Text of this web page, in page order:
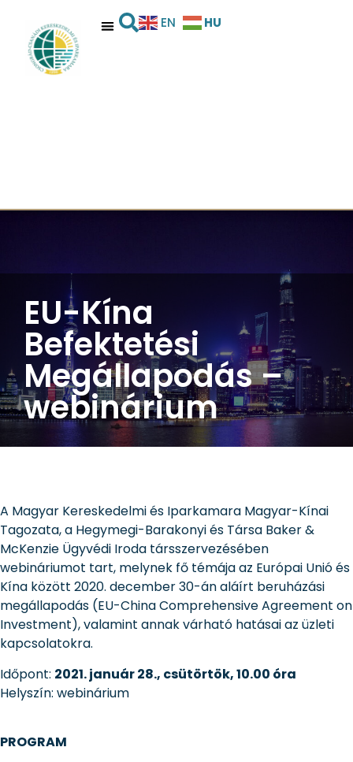
EN HU
EU-Kína
Befektetési
Megállapodás –
webinárium
A Magyar Kereskedelmi és Iparkamara Magyar-Kínai
Tagozata, a Hegymegi-Barakonyi és Társa Baker &
McKenzie Ügyvédi Iroda társszervezésében
webináriumot tart, melynek fő témája az Európai Unió és
Kína között 2020. december 30-án aláírt beruházási
megállapodás (EU-China Comprehensive Agreement on
Investment), valamint annak várható hatásai az üzleti
kapcsolatokra.
Időpont: 2021. január 28., csütörtök, 10.00 óra
Helyszín: webinárium
PROGRAM